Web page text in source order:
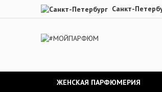
Санкт-
ЖЕНСКАЯ ПАРФЮМЕРИЯ